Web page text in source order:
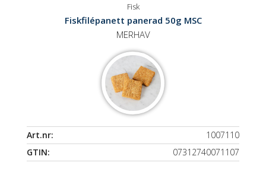
Fisk
Fiskfilépanett panerad 50g MSC
MERHAV
Art.nr:
1007110
GTIN:
07312740071107